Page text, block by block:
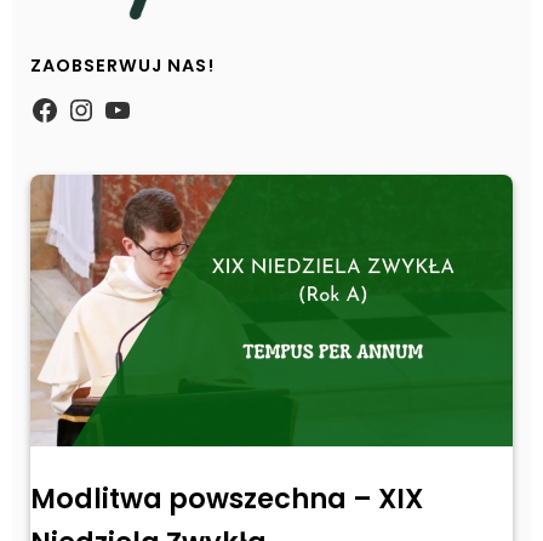
ZAOBSERWUJ NAS!
https://www.facebook.com/
Instagram
YouTube
Modlitwa powszechna – XIX